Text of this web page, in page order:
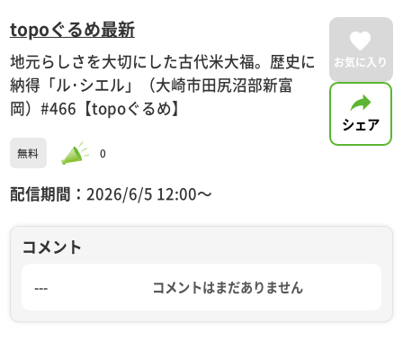
topoぐるめ最新
地元らしさを大切にした古代米大福。歴史に
納得「ル･シエル」（大崎市田尻沼部新富
岡）#466【topoぐるめ】
無料 0
配信期間： 2026/6/5 12:00〜
お気に入り
シェア
コメント
--- コメントはまだありません